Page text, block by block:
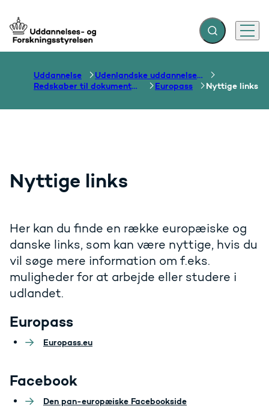
Gå til forsiden Fold søgefelt ud
Menu
Uddannelse
Udenlandske uddannelser og dokumentation over grænser
Redskaber til dokumentation af uddannelser og kompetencer
Europass Nyttige links
Nyttige links
Her kan du finde en række europæiske og
danske links, som kan være nyttige, hvis du
vil søge mere information om f.eks.
muligheder for at arbejde eller studere i
udlandet.
Europass
Europass.eu
Facebook
Den pan-europæiske Facebookside